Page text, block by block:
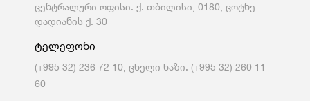
ცენტრალური ოფისი: ქ. თბილისი, 0180, ცოტნე
დადიანის ქ. 30
ტელეფონი
(+995 32) 236 72 10, ცხელი ხაზი: (+995 32) 260 11
60